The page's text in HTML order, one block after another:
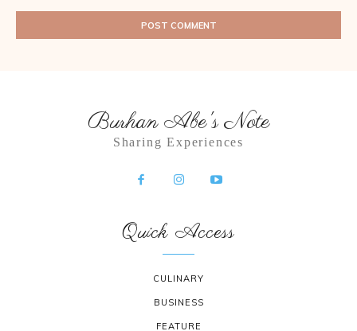
Burhan Abe's Note
Sharing Experiences
Quick Access
CULINARY
BUSINESS
FEATURE